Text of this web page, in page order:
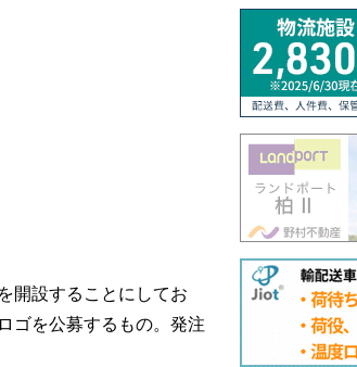
開設することにしてお
ゴを公募するもの。発注